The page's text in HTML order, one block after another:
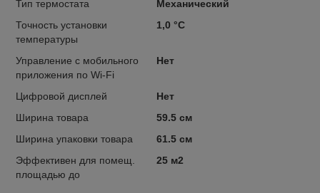
Тип термостата
Механический
Точность установки
температуры
1,0 °С
Управление c мобильного
приложения по Wi-Fi
Нет
Цифровой дисплей
Нет
Ширина товара
59.5 см
Ширина упаковки товара
61.5 см
Эффективен для помещ.
площадью до
25 м2